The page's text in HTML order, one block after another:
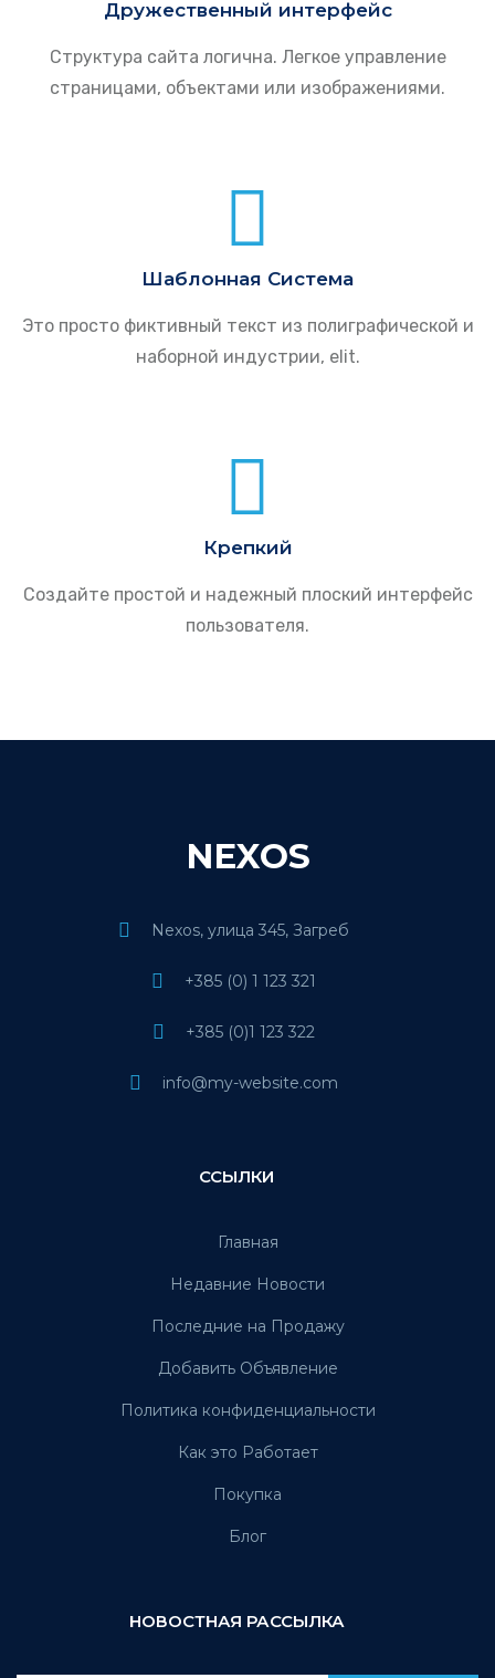
Дружественный интерфейс
Структура сайта логична. Легкое управление
страницами, объектами или изображениями.
Шаблонная Система
Это просто фиктивный текст из полиграфической и
наборной индустрии, elit.
Крепкий
Создайте простой и надежный плоский интерфейс
пользователя.
NEXOS
Nexos, улица 345, Загреб
+385 (0) 1 123 321
+385 (0)1 123 322
info@my-website.com
ССЫЛКИ
Главная
Недавние Новости
Последние на Продажу
Добавить Объявление
Политика конфиденциальности
Как это Работает
Покупка
Блог
НОВОСТНАЯ РАССЫЛКА